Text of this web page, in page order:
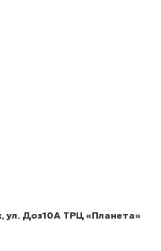
ул. Доз10А ТРЦ «Планета»